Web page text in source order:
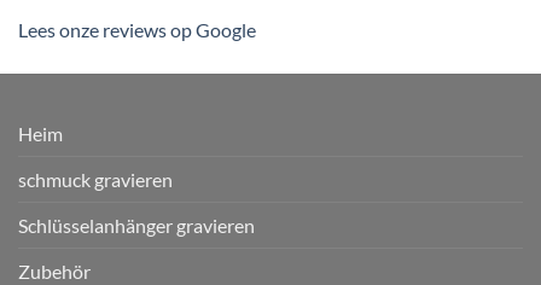
Lees onze reviews op Google
Heim
schmuck gravieren
Schlüsselanhänger gravieren
Zubehör